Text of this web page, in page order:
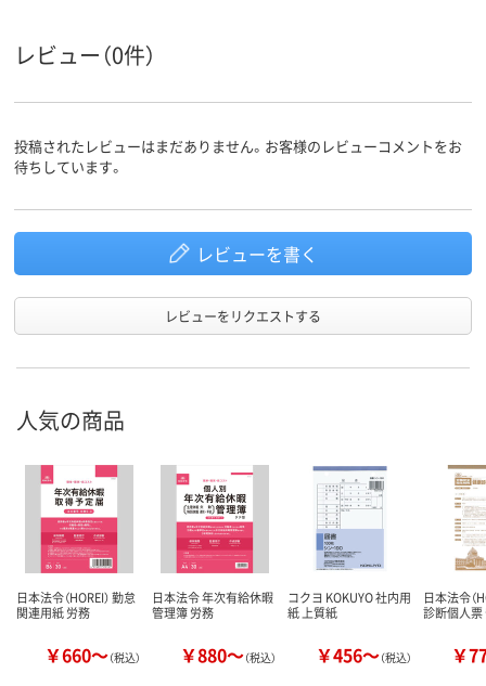
レビュー（0件）
投稿されたレビューはまだありません。お客様のレビューコメントをお
待ちしています。
レビューを書く
レビューをリクエストする
人気の商品
日本法令（HOREI） 勤怠
関連用紙 労務
￥660～（税込）
日本法令 年次有給休暇
管理簿 労務
￥880～（税込）
コクヨ KOKUYO 社内用
紙 上質紙
￥456～（税込）
日本法令（
診断個人票
￥